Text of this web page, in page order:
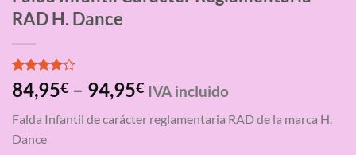
RAD H. Dance
Valorado
con4.00
base a
3
valoraciones
de
84,95€ – 94,95€ IVA incluido
Falda Infantil de carácter reglamentaria RAD de la marca H.
Dance